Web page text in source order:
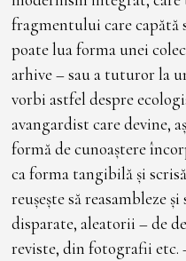
fragmentului care capătă
poate lua forma unei
arhive – sau a tuturor la
vorbi astfel despre
avangardist care devine,
formă de cunoaștere
ca forma tangibilă și
reușește să reasambleze
disparate, aleatorii – de
reviste, din fotografii etc.